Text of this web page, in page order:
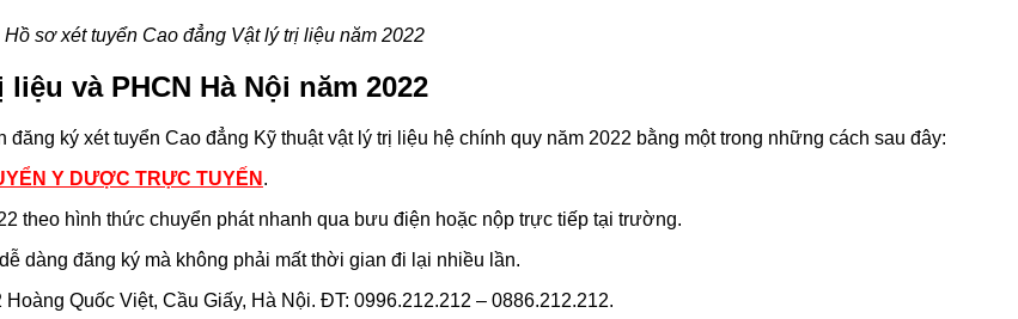
Hồ sơ xét tuyển Cao đẳng Vật lý trị liệu năm 2022
và PHCN Hà Nội năm 2022
ký xét tuyển Cao đẳng Kỹ thuật vật lý trị liệu hệ chính quy năm 2022 bằng một trong những cách sau đây:
Y DƯỢC TRỰC TUYẾN .
theo hình thức chuyển phát nhanh qua bưu điện hoặc nộp trực tiếp tại trường.
dàng đăng ký mà không phải mất thời gian đi lại nhiều lần.
Hoàng Quốc Việt, Cầu Giấy, Hà Nội. ĐT: 0996.212.212 – 0886.212.212.